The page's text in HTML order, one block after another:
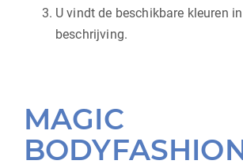
U vindt de beschikbare kleuren
beschrijving.
MAGIC